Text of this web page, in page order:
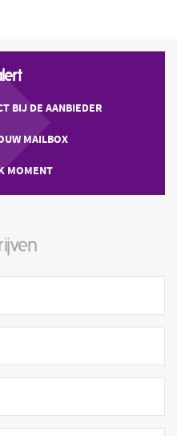
BIJ DE AANBIEDER
MAILBOX
MOMENT